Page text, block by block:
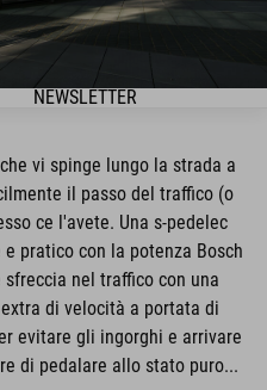
NEWSLETTER
vi spinge lungo la strada a
il passo del traffico (o
ce l'avete. Una s-pedelec
pratico con la potenza Bosch
nel traffico con una
di velocità a portata di
evitare gli ingorghi e arrivare
di pedalare allo stato puro...